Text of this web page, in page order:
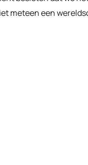
meteen een